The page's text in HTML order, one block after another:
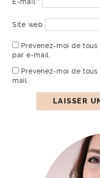
Site web
Prévenez-moi de
par e-mail.
Prévenez-moi de
mail.